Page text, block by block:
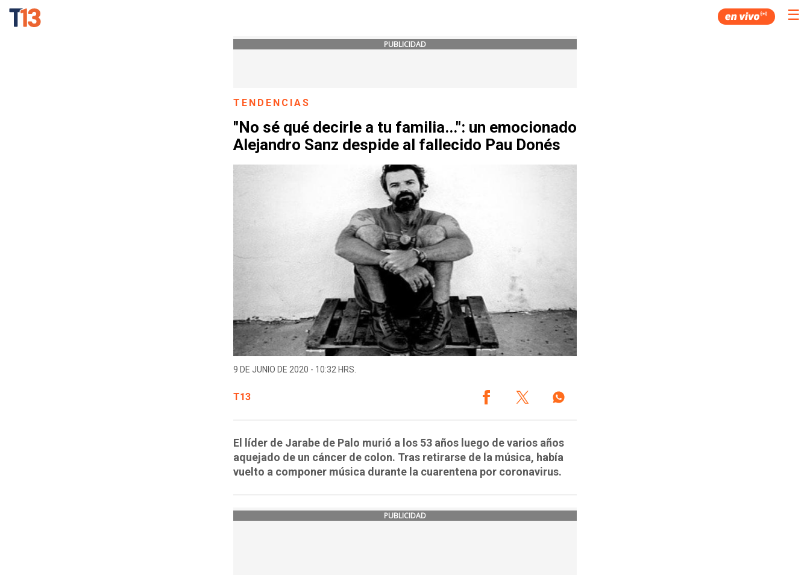
☰
PUBLICIDAD
TENDENCIAS
"No sé qué decirle a tu familia...": un emocionado
Alejandro Sanz despide al fallecido Pau Donés
9 DE JUNIO DE 2020 - 10:32 HRS.
T13
El líder de Jarabe de Palo murió a los 53 años luego de varios años
aquejado de un cáncer de colon. Tras retirarse de la música, había
vuelto a componer música durante la cuarentena por coronavirus.
PUBLICIDAD